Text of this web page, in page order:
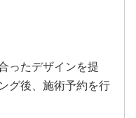
ったデザインを提
グ後、施術予約を行